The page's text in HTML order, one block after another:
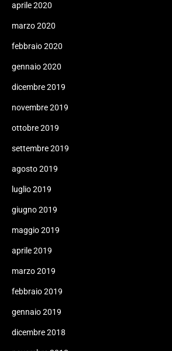
aprile 2020
marzo 2020
febbraio 2020
gennaio 2020
dicembre 2019
novembre 2019
ottobre 2019
settembre 2019
agosto 2019
luglio 2019
giugno 2019
maggio 2019
aprile 2019
marzo 2019
febbraio 2019
gennaio 2019
dicembre 2018